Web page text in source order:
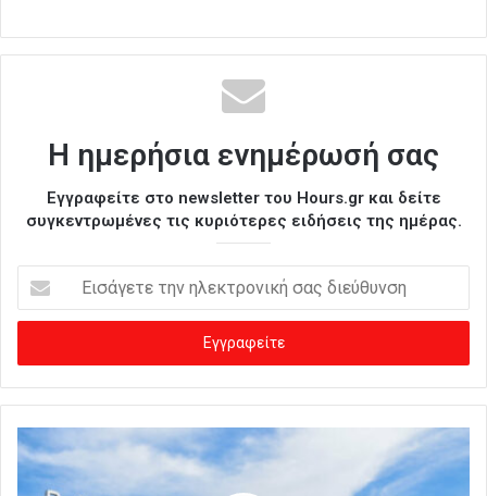
Η ημερήσια ενημέρωσή σας
Εγγραφείτε στο newsletter του Hours.gr και δείτε
συγκεντρωμένες τις κυριότερες ειδήσεις της ημέρας.
σ
γ
ε
τ